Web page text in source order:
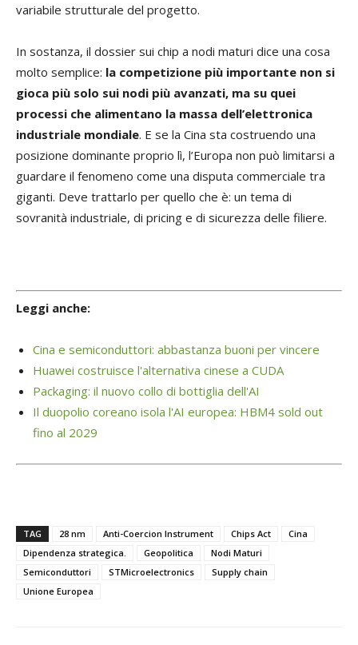
variabile strutturale del progetto.
In sostanza, il dossier sui chip a nodi maturi dice una cosa
molto semplice: la competizione più importante non si
gioca più solo sui nodi più avanzati, ma su quei
processi che alimentano la massa dell’elettronica
industriale mondiale. E se la Cina sta costruendo una
posizione dominante proprio lì, l’Europa non può limitarsi a
guardare il fenomeno come una disputa commerciale tra
giganti. Deve trattarlo per quello che è: un tema di
sovranità industriale, di pricing e di sicurezza delle filiere.
Leggi anche:
Cina e semiconduttori: abbastanza buoni per vincere
Huawei costruisce l'alternativa cinese a CUDA
Packaging: il nuovo collo di bottiglia dell'AI
Il duopolio coreano isola l'AI europea: HBM4 sold out
fino al 2029
TAG 28 nm Anti-Coercion Instrument Chips Act
Cina
Dipendenza strategica.
Geopolitica
Nodi Maturi
Semiconduttori
STMicroelectronics
Supply chain
Unione Europea